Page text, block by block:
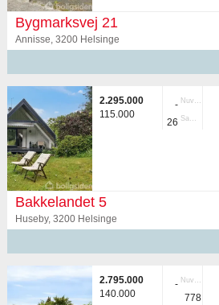
Bygmarksvej 21
Annisse, 3200 Helsinge
2.295.000
115.000
- Nuvær.
26 Samlet
Bakkelandet 5
Huseby, 3200 Helsinge
2.795.000
140.000
- Nuvær.
778